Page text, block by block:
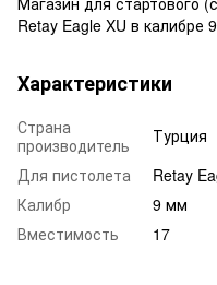
Retay Eagle XU в калибре
Характеристики
Страна
производитель
Турция
Для пистолета
Retay
Калибр
9 мм
Вместимость
17